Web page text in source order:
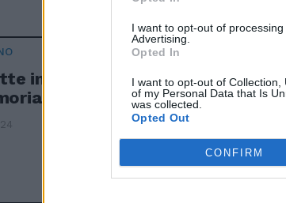
I want to opt-out of
Advertising.
Opted In
I want to opt-out of
of my Personal Data that Is
was collected.
Opted Out
CONFIRM
inneggianti a Hitler, sfregio al
della Shoah